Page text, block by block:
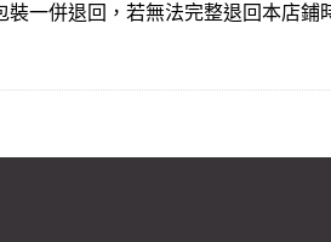
一併退回，若無法完整退回本店鋪